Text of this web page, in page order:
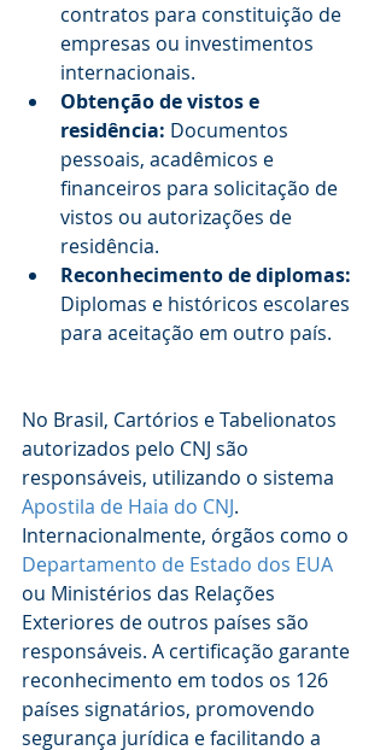
contratos para constituição de
empresas ou investimentos
internacionais.
Obtenção de vistos e
residência: Documentos
pessoais, acadêmicos e
financeiros para solicitação de
vistos ou autorizações de
residência.
Reconhecimento de diplomas:
Diplomas e históricos escolares
para aceitação em outro país.
No Brasil, Cartórios e Tabelionatos
autorizados pelo CNJ são
responsáveis, utilizando o sistema
Apostila de Haia do CNJ.
Internacionalmente, órgãos como o
Departamento de Estado dos EUA
ou Ministérios das Relações
Exteriores de outros países são
responsáveis. A certificação garante
reconhecimento em todos os 126
países signatários, promovendo
segurança jurídica e facilitando a